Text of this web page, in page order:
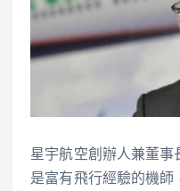
星宇航空創辦人兼董事
是富有飛行經驗的機師